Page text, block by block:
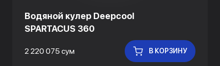
Водяной кулер Deepcool
SPARTACUS 360
2 220 075 сум В КОРЗИНУ